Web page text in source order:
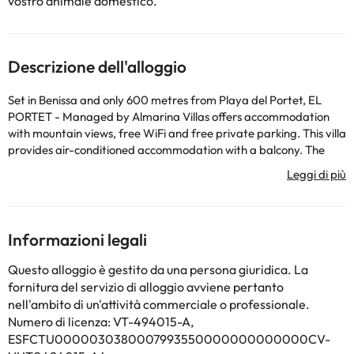
Descrizione dell'alloggio
Set in Benissa and only 600 metres from Playa del Portet, EL
PORTET - Managed by Almarina Villas offers accommodation
with mountain views, free WiFi and free private parking. This villa
provides air-conditioned accommodation with a balcony. The
property is non-smoking and is located 700 metres from Playa
Guests can take in the views of the garden from the patio, which
also has outdoor furniture. There is also a seating area and a
fireplace. The villa also features an outdoor swimming pool and
an indoor pool for guests to relax in. Guests can relax in the
garden at the property. Playa Platgetes is 1.6 km from EL
PORTET - Managed by Almarina Villas, while Cala Llebeig Beach
is 2.4 km away. Alicante–Elche Miguel Hernández Airport is 96 km
from the property.
Informazioni legali
Questo alloggio è gestito da una persona giuridica. La
fornitura del servizio di alloggio avviene pertanto
nell'ambito di un'attività commerciale o professionale.
Numero di licenza: VT-494015-A,
ESFCTU0000030380007993550000000000000CV-